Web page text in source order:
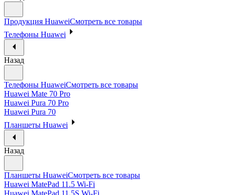
Продукция HuaweiСмотреть все товары
Телефоны Huawei
Назад
Телефоны HuaweiСмотреть все товары
Huawei Mate 70 Pro
Huawei Pura 70 Pro
Huawei Pura 70
Планшеты Huawei
Назад
Планшеты HuaweiСмотреть все товары
Huawei MatePad 11.5 Wi-Fi
Huawei MatePad 11.5S Wi-Fi